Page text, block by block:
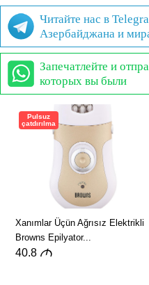
Читайте нас в
Азербайджана и
Запечатлейте и
которых вы были